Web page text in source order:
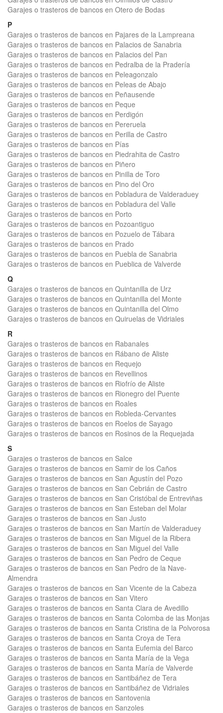
Garajes o trasteros de bancos en Otero de Bodas
P
Garajes o trasteros de bancos en Pajares de la Lampreana
Garajes o trasteros de bancos en Palacios de Sanabria
Garajes o trasteros de bancos en Palacios del Pan
Garajes o trasteros de bancos en Pedralba de la Pradería
Garajes o trasteros de bancos en Peleagonzalo
Garajes o trasteros de bancos en Peleas de Abajo
Garajes o trasteros de bancos en Peñausende
Garajes o trasteros de bancos en Peque
Garajes o trasteros de bancos en Perdigón
Garajes o trasteros de bancos en Pereruela
Garajes o trasteros de bancos en Perilla de Castro
Garajes o trasteros de bancos en Pías
Garajes o trasteros de bancos en Piedrahita de Castro
Garajes o trasteros de bancos en Piñero
Garajes o trasteros de bancos en Pinilla de Toro
Garajes o trasteros de bancos en Pino del Oro
Garajes o trasteros de bancos en Pobladura de Valderaduey
Garajes o trasteros de bancos en Pobladura del Valle
Garajes o trasteros de bancos en Porto
Garajes o trasteros de bancos en Pozoantiguo
Garajes o trasteros de bancos en Pozuelo de Tábara
Garajes o trasteros de bancos en Prado
Garajes o trasteros de bancos en Puebla de Sanabria
Garajes o trasteros de bancos en Pueblica de Valverde
Q
Garajes o trasteros de bancos en Quintanilla de Urz
Garajes o trasteros de bancos en Quintanilla del Monte
Garajes o trasteros de bancos en Quintanilla del Olmo
Garajes o trasteros de bancos en Quiruelas de Vidriales
R
Garajes o trasteros de bancos en Rabanales
Garajes o trasteros de bancos en Rábano de Aliste
Garajes o trasteros de bancos en Requejo
Garajes o trasteros de bancos en Revellinos
Garajes o trasteros de bancos en Riofrío de Aliste
Garajes o trasteros de bancos en Rionegro del Puente
Garajes o trasteros de bancos en Roales
Garajes o trasteros de bancos en Robleda-Cervantes
Garajes o trasteros de bancos en Roelos de Sayago
Garajes o trasteros de bancos en Rosinos de la Requejada
S
Garajes o trasteros de bancos en Salce
Garajes o trasteros de bancos en Samir de los Caños
Garajes o trasteros de bancos en San Agustín del Pozo
Garajes o trasteros de bancos en San Cebrián de Castro
Garajes o trasteros de bancos en San Cristóbal de Entreviñas
Garajes o trasteros de bancos en San Esteban del Molar
Garajes o trasteros de bancos en San Justo
Garajes o trasteros de bancos en San Martín de Valderaduey
Garajes o trasteros de bancos en San Miguel de la Ribera
Garajes o trasteros de bancos en San Miguel del Valle
Garajes o trasteros de bancos en San Pedro de Ceque
Garajes o trasteros de bancos en San Pedro de la Nave-
Almendra
Garajes o trasteros de bancos en San Vicente de la Cabeza
Garajes o trasteros de bancos en San Vitero
Garajes o trasteros de bancos en Santa Clara de Avedillo
Garajes o trasteros de bancos en Santa Colomba de las Monjas
Garajes o trasteros de bancos en Santa Cristina de la Polvorosa
Garajes o trasteros de bancos en Santa Croya de Tera
Garajes o trasteros de bancos en Santa Eufemia del Barco
Garajes o trasteros de bancos en Santa María de la Vega
Garajes o trasteros de bancos en Santa María de Valverde
Garajes o trasteros de bancos en Santibáñez de Tera
Garajes o trasteros de bancos en Santibáñez de Vidriales
Garajes o trasteros de bancos en Santovenia
Garajes o trasteros de bancos en Sanzoles